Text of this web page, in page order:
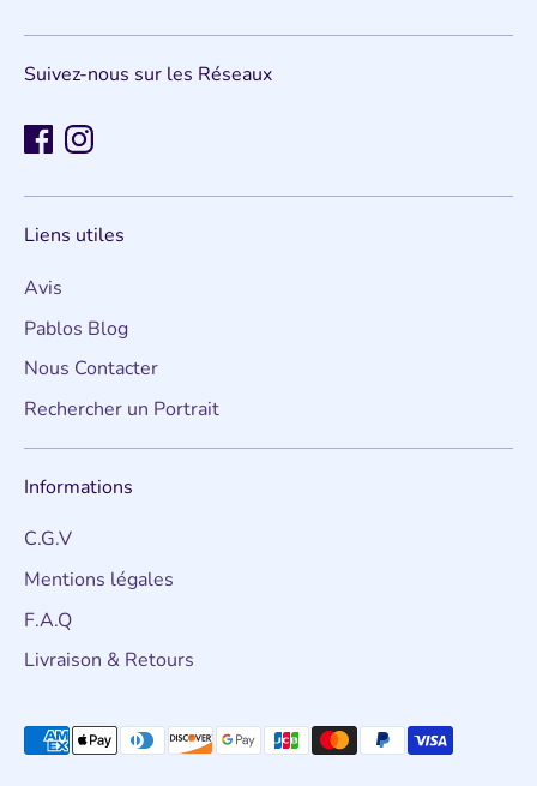
Suivez-nous sur les Réseaux
Liens utiles
Avis
Pablos Blog
Nous Contacter
Rechercher un Portrait
Informations
C.G.V
Mentions légales
F.A.Q
Livraison & Retours
Méthodes
de